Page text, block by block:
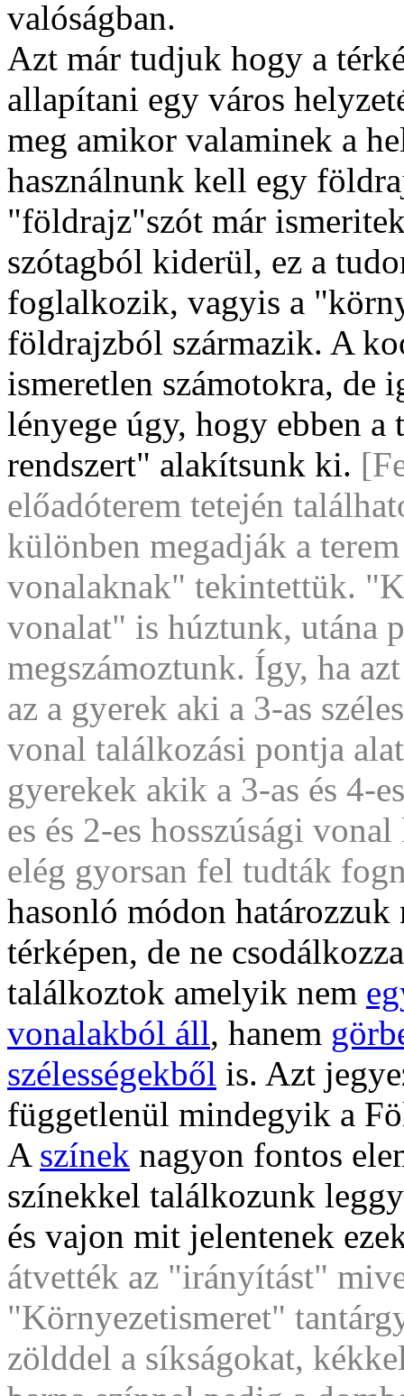
valóságban.
Azt már tudjuk hogy a
allapítani egy város
meg amikor valaminek a
használnunk kell egy
"földrajz"szót már
szótagból kiderül, ez a
foglalkozik, vagyis a
földrajzból származik. A
ismeretlen számotokra, de
lényege úgy, hogy ebben
rendszert" alakítsunk ki.
előadóterem tetején
különben megadják a
vonalaknak" tekintettük.
vonalat" is húztunk, utána
megszámoztunk. Így, ha
az a gyerek aki a 3-as
vonal találkozási pontja
gyerekek akik a 3-as és 4-
es és 2-es hosszúsági
elég gyorsan fel tudták
hasonló módon
térképen, de ne
találkoztok amelyik nem
vonalakból áll, hanem
szélességekből is. Azt
függetlenül mindegyik a
A színek nagyon fontos
színekkel találkozunk
és vajon mit jelentenek
átvették az "irányítást"
"Környezetismeret"
zölddel a síkságokat,